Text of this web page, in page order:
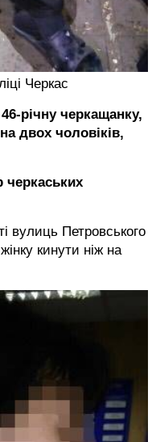
Черкас
річну черкащанку,
двох чоловіків,
черкаських
вулиць Петровського
кинути ніж на